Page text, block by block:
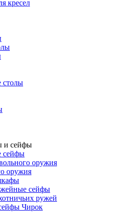
кресел
столы
и сейфы
сейфы
оружия
оружия
сейфы
ружей
Чирок